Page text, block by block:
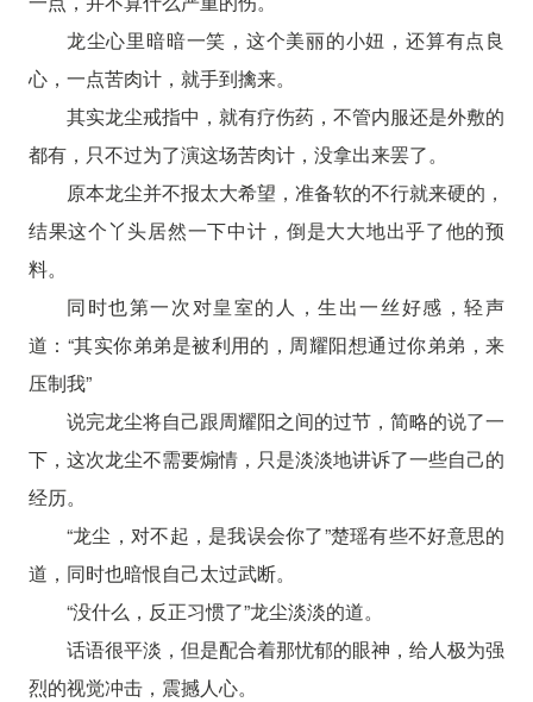
龙尘心里暗暗一笑，这个美丽的小妞，还算有点良
心，一点苦肉计，就手到擒来。
其实龙尘戒指中，就有疗伤药，不管内服还是外敷的
都有，只不过为了演这场苦肉计，没拿出来罢了。
原本龙尘并不报太大希望，准备软的不行就来硬的，
结果这个丫头居然一下中计，倒是大大地出乎了他的预
料。
同时也第一次对皇室的人，生出一丝好感，轻声
道：“其实你弟弟是被利用的，周耀阳想通过你弟弟，来
压制我”
说完龙尘将自己跟周耀阳之间的过节，简略的说了一
下，这次龙尘不需要煽情，只是淡淡地讲诉了一些自己的
经历。
“龙尘，对不起，是我误会你了”楚瑶有些不好意思的
道，同时也暗恨自己太过武断。
“没什么，反正习惯了”龙尘淡淡的道。
话语很平淡，但是配合着那忧郁的眼神，给人极为强
烈的视觉冲击，震撼人心。